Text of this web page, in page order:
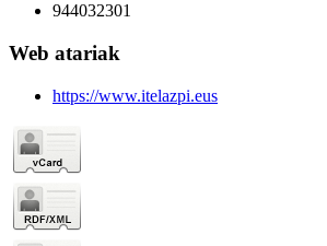
944032301
Web atariak
https://www.itelazpi.eus